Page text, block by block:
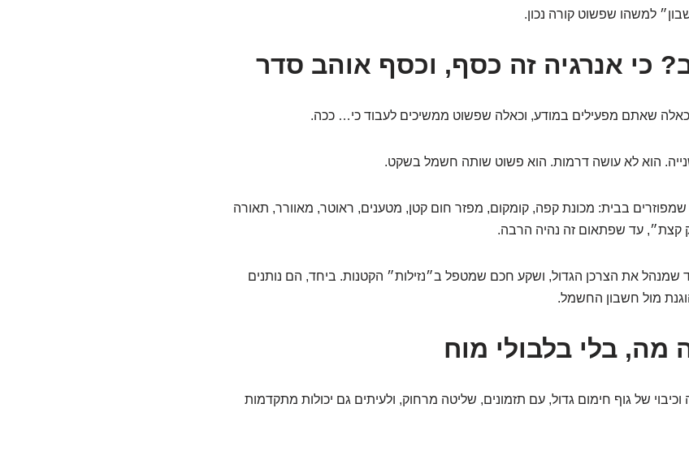
למשהו שפשוט קורה נכון.
כי אנרגיה זה כסף, וכסף אוהב סדר
כאלה שאתם מפעילים במודע, וכאלה שפשוט ממשיכים לעבוד כי… ככה.
הוא לא עושה דרמות. הוא פשוט שותה חשמל בשקט.
שמפוזרים בבית: מכונת קפה, קומקום, מפזר חום קטן, מטענים, ראוטר, מאוורר, תאורה
קצת״, עד שפתאום זה נהיה הרבה.
שמנהל את הצרכן הגדול, ושקע חכם שמטפל ב״נזילות״ הקטנות. ביחד, הם נותנים
מול חשבון החשמל.
מה, בלי בלבולי מוח
של גוף חימום גדול, עם תזמונים, שליטה מרחוק, ולעיתים גם יכולות מתקדמות